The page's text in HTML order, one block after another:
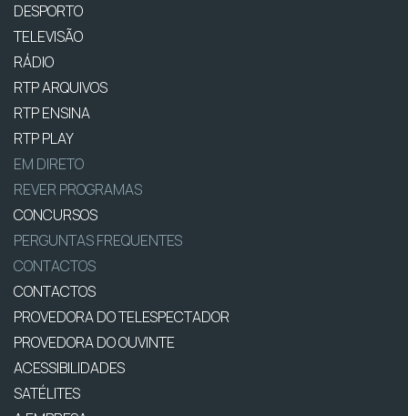
DESPORTO
TELEVISÃO
RÁDIO
RTP ARQUIVOS
RTP ENSINA
RTP PLAY
EM DIRETO
REVER PROGRAMAS
CONCURSOS
PERGUNTAS FREQUENTES
CONTACTOS
CONTACTOS
PROVEDORA DO TELESPECTADOR
PROVEDORA DO OUVINTE
ACESSIBILIDADES
SATÉLITES